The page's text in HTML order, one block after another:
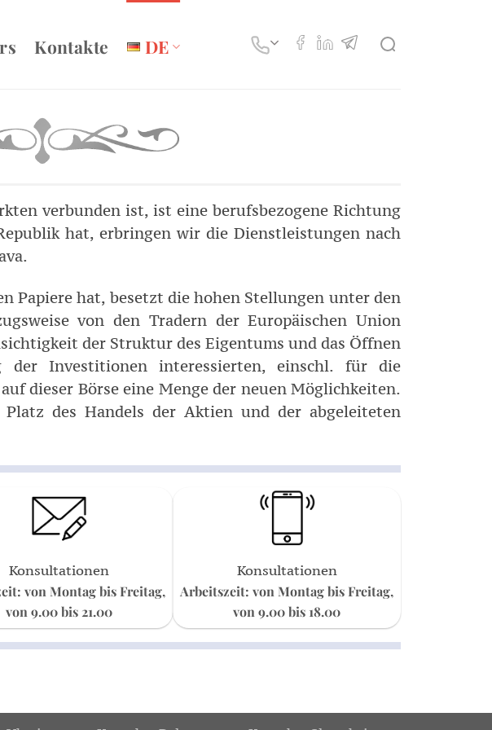
Kontakte DE
verbunden ist, ist eine berufsbezogene Richtung
hat, erbringen wir die Dienstleistungen nach
Papiere hat, besetzt die hohen Stellungen unter den
von den Tradern der Europäischen Union
der Struktur des Eigentums und das Öffnen
Investitionen interessierten, einschl. für die
dieser Börse eine Menge der neuen Möglichkeiten.
des Handels der Aktien und der abgeleiteten
Konsultationen
von Montag bis Freitag,
von 9.00 bis 21.00
Konsultationen
Arbeitszeit: von Montag bis Freitag,
von 9.00 bis 18.00